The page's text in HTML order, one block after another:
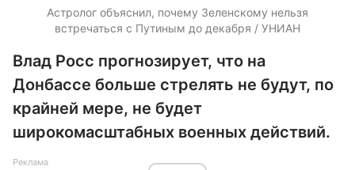
Астролог объяснил, почему Зеленскому нельзя
встречаться с Путиным до декабря / УНИАН
Влад Росс прогнозирует, что на
Донбассе больше стрелять не будут, по
крайней мере, не будет
широкомасштабных военных действий.
Реклама